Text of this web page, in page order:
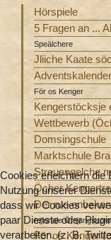
Hörspiele
5 Fragen an ...
Speälchere
Jliiche Kaate
Adventskalender
För os Kenger
Kengerstöcksje
Wettbewerb
Domsingschule
Marktschule
Streuengelche
Öcher
Der rue
rejiunale
För os Kenger
Cookies erleichtern die
Nutzung unserer
dass wir Cookies
paar Dienste oder
verarbeiten. (z. B.